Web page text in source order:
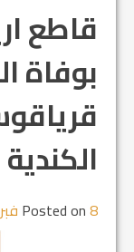
قاطع
بوفاة
الكندية
Posted on8 فبراير, 2022